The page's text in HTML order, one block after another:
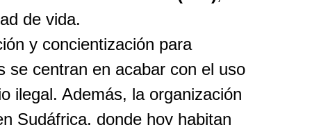
de vida.
y concientización para
se centran en acabar con el uso
ilegal. Además, la organización
Sudáfrica, donde hoy habitan